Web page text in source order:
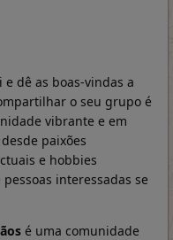
e dê as boas-vindas a
o seu grupo é
vibrante e em
paixões
e hobbies
interessadas se
é uma comunidade